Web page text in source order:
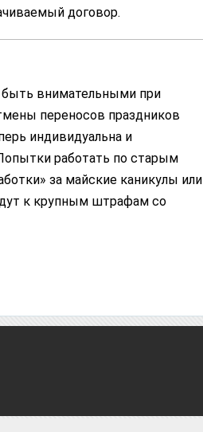
договор.
быть внимательными при
переносов праздников
индивидуальна и
работать по старым
за майские каникулы или
к крупным штрафам со